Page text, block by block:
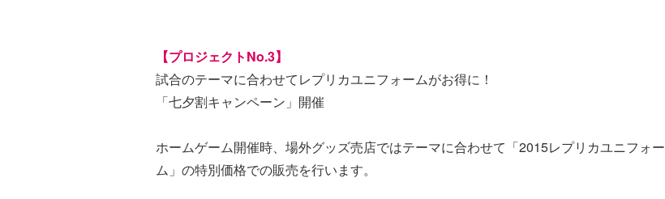
【プロジェクトNo.3】
試合のテーマに合わせてレプリカユニフォームがお得に！
「七夕割キャンペーン」開催
ホームゲーム開催時、場外グッズ売店ではテーマに合わせて「2015レプリカユニフォー
ム」の特別価格での販売を行います。